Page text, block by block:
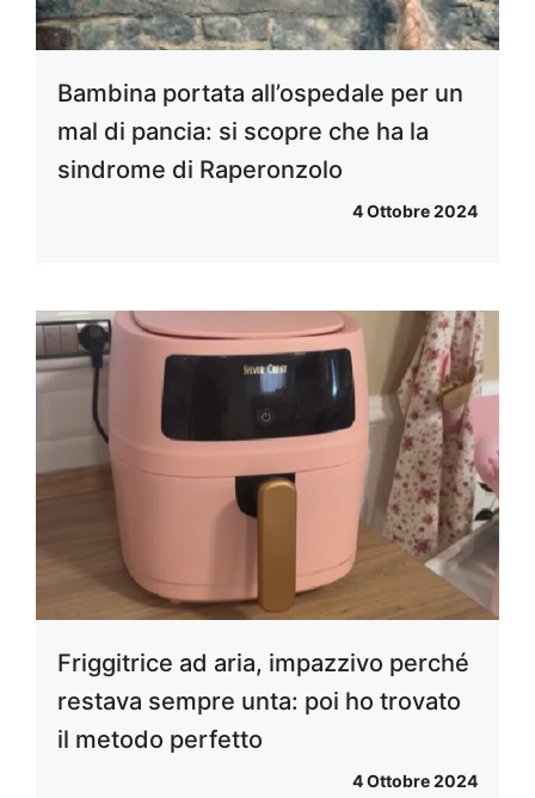
Bambina portata all’ospedale per un
mal di pancia: si scopre che ha la
sindrome di Raperonzolo
4 Ottobre 2024
Friggitrice ad aria, impazzivo perché
restava sempre unta: poi ho trovato
il metodo perfetto
4 Ottobre 2024